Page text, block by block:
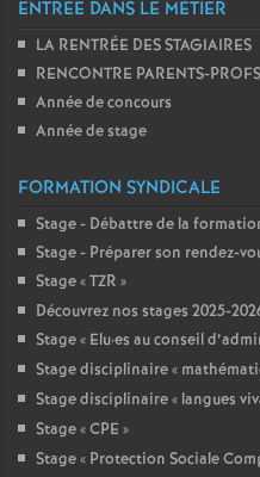
ENTRÉE DANS LE MÉTIER
LA RENTRÉE DES STAGIAIRES
RENCONTRE PARENTS-PROFS
Année de concours
Année de stage
FORMATION SYNDICALE
Stage - Débattre de la
Stage - Préparer son rendez-
Stage «TZR »
Découvrez nos stages 2025-
Stage « Elu·es au conseil
Stage disciplinaire «
Stage disciplinaire « langues
Stage «CPE »
Stage « Protection Sociale